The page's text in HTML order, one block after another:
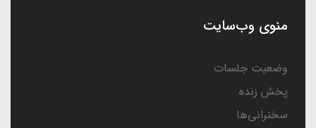
منوی وب‌سایت
وضعیت جلسات
پخش زنده
سخنرانی‌ها